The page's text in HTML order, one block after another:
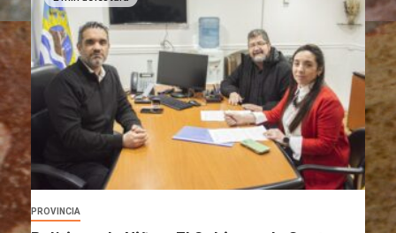
PROVINCIA